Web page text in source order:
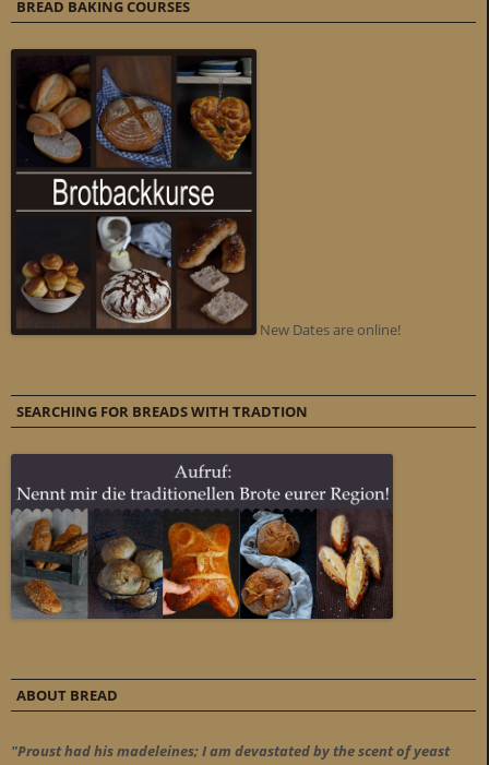
BREAD BAKING COURSES
New Dates are online!
SEARCHING FOR BREADS WITH TRADTION
ABOUT BREAD
"Proust had his madeleines; I am devastated by the scent of yeast